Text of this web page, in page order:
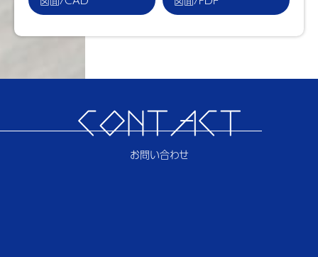
CONTACT
お問い合わせ